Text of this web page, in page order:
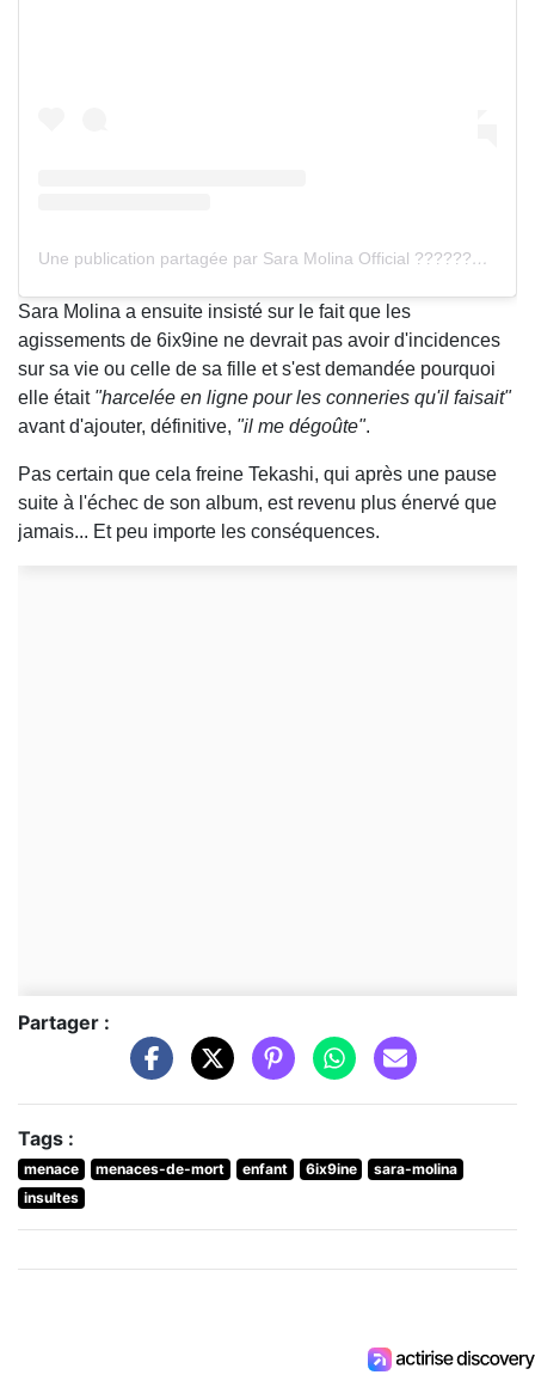
Une publication partagée par Sara Molina Official ???????? (@iamsaramolina)
Sara Molina a ensuite insisté sur le fait que les
agissements de 6ix9ine ne devrait pas avoir d'incidences
sur sa vie ou celle de sa fille et s'est demandée pourquoi
elle était "harcelée en ligne pour les conneries qu'il faisait"
avant d'ajouter, définitive, "il me dégoûte".
Pas certain que cela freine Tekashi, qui après une pause
suite à l'échec de son album, est revenu plus énervé que
jamais... Et peu importe les conséquences.
Partager :
Tags :
menace menaces-de-mort enfant 6ix9ine
sara-molina
insultes